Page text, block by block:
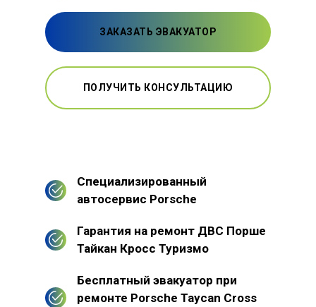
ЗАКАЗАТЬ ЭВАКУАТОР
ПОЛУЧИТЬ КОНСУЛЬТАЦИЮ
Специализированный
автосервис Porsche
Гарантия на ремонт ДВС Порше
Тайкан Кросс Туризмо
Бесплатный эвакуатор при
ремонте Porsche Taycan Cross